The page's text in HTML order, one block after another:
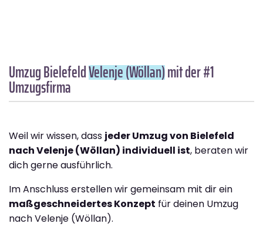
Umzug BielefeldVelenje (Wöllan)mit der #1
Umzugsfirma
Weil wir wissen, dass jeder Umzug von Bielefeld
nach Velenje (Wöllan) individuell ist, beraten wir
dich gerne ausführlich.
Im Anschluss erstellen wir gemeinsam mit dir ein
maßgeschneidertes Konzept für deinen Umzug
nach Velenje (Wöllan).